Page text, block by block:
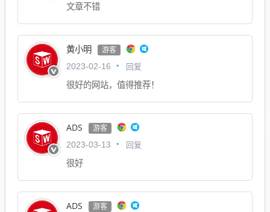
文章不错
黄小明 游客
2023-02-16 回复
很好的网站，值得推荐！
ADS 游客
2023-03-13 回复
很好
ADS 游客